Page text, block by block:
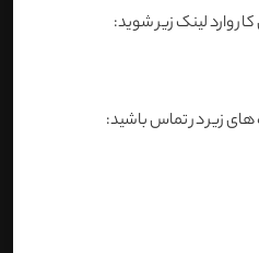
وارد لینک زیر شوید:
های زیر در تماس باشید: